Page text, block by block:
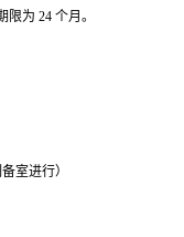
为 24 个月。
室进行）